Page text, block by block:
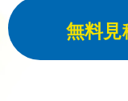
無料見